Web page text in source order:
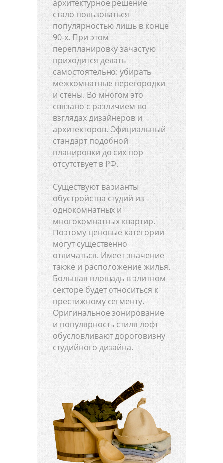
архитектурное решение
стало пользоваться
популярностью лишь в конце
90-х. При этом
перепланировку зачастую
приходится делать
самостоятельно: убирать
межкомнатные перегородки
и стены. Во многом это
связано с различием во
взглядах дизайнеров и
архитекторов. Официальный
стандарт подобной
планировки до сих пор
отсутствует в РФ.
Существуют варианты
обустройства студий из
однокомнатных и
многокомнатных квартир.
Поэтому ценовые категории
могут существенно
отличаться. Имеет значение
также и расположение жилья.
Большая площадь в элитном
секторе будет относиться к
престижному сегменту.
Оригинальное зонирование
и популярность стиля лофт
обусловливают дороговизну
студийного дизайна.